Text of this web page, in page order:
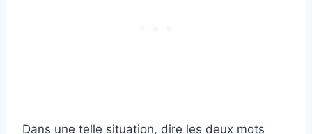
Dans une telle situation, dire les deux mots